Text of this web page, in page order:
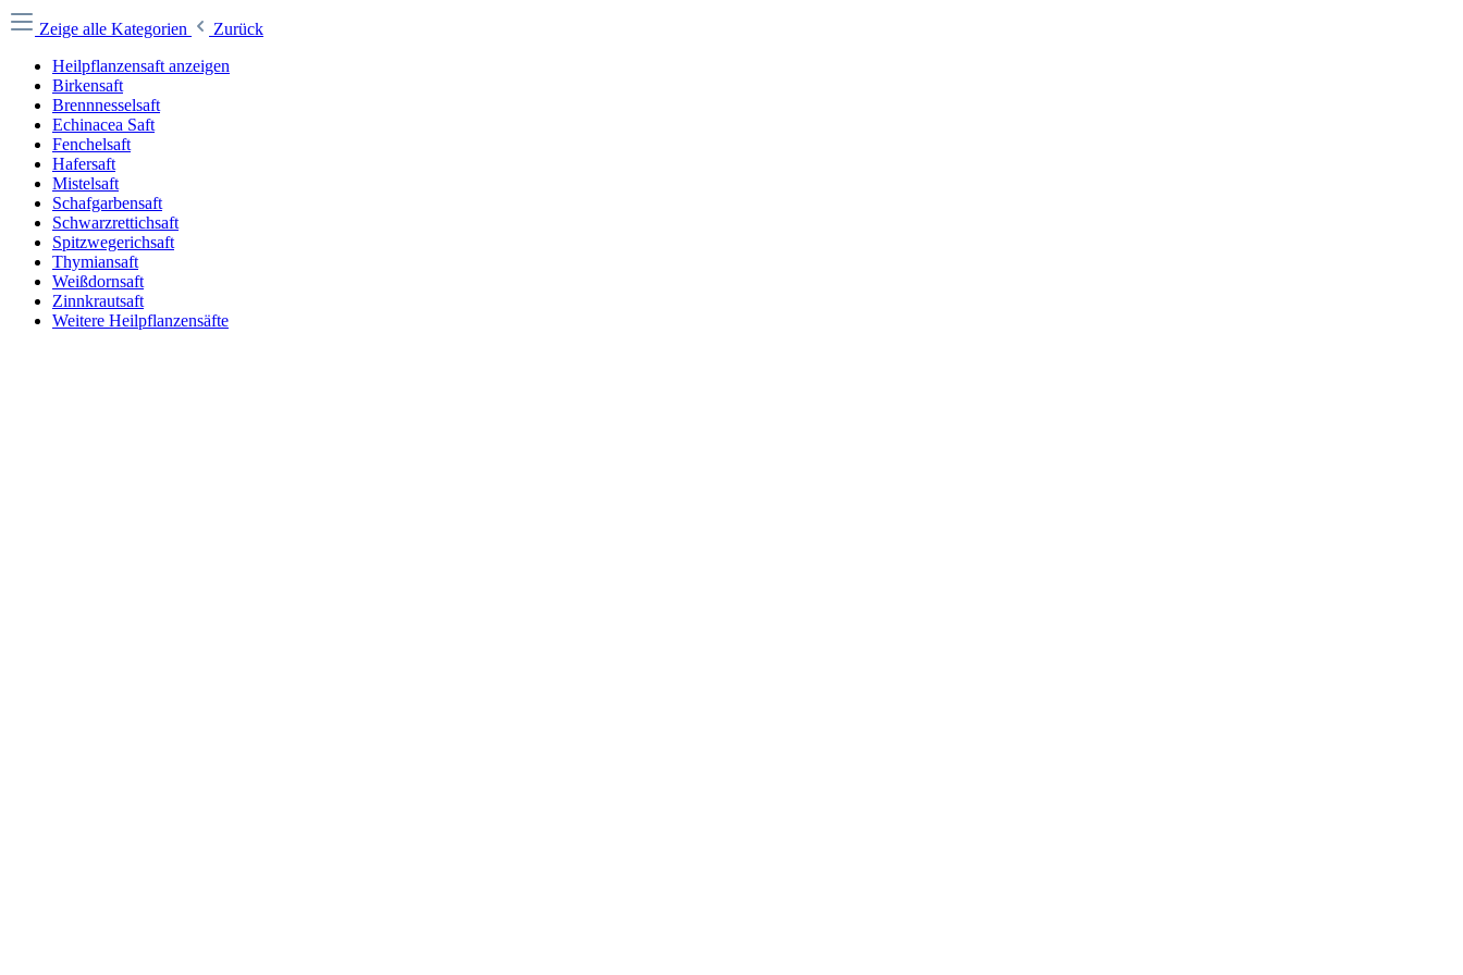
Zeige alle Kategorien
Zurück
Heilpflanzensaft anzeigen
Birkensaft
Brennnesselsaft
Echinacea Saft
Fenchelsaft
Hafersaft
Mistelsaft
Schafgarbensaft
Schwarzrettichsaft
Spitzwegerichsaft
Thymiansaft
Weißdornsaft
Zinnkrautsaft
Weitere Heilpflanzensäfte